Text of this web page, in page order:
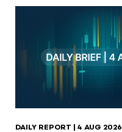
DAILY REPORT | 4 AUG 2026